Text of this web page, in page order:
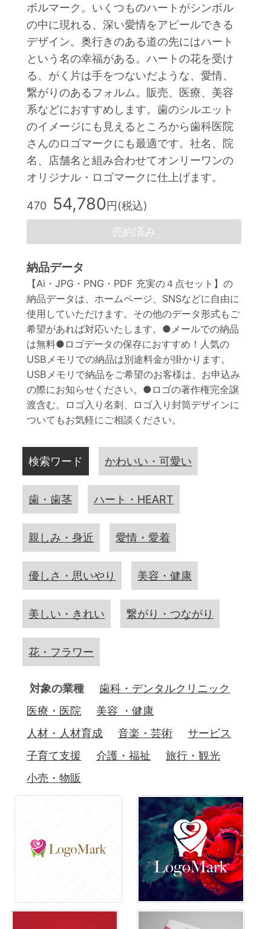
ボルマーク。いくつものハートがシンボル
の中に現れる、深い愛情をアピールできる
デザイン。奥行きのある道の先にはハート
という名の幸福がある。ハートの花を受け
る、がく片は手をつないだような、愛情、
繋がりのあるフォルム。販売、医療、美容
系などにおすすめします。歯のシルエット
のイメージにも見えるところから歯科医院
さんのロゴマークにも最適です。社名、院
名、店舗名と組み合わせてオンリーワンの
オリジナル・ロゴマークに仕上げます。
470 54,780円(税込)
売約済み
納品データ
【Ai・JPG・PNG・PDF 充実の４点セット】の
納品データは、ホームページ、SNSなどに自由に
使用していただけます。その他のデータ形式もご
希望があれば対応いたします。●メールでの納品
は無料●ロゴデータの保存におすすめ！人気の
USBメモリでの納品は別途料金が掛かります。
USBメモリで納品をご希望のお客様は、お申込み
の際にお知らせください。●ロゴの著作権完全譲
渡含む。ロゴ入り名刺、ロゴ入り封筒デザインに
ついてもお気軽にご相談ください。
検索ワード かわいい・可愛い
歯・歯茎 ハート・HEART
親しみ・身近 愛情・愛着
優しさ・思いやり 美容・健康
美しい・きれい 繋がり・つながり
花・フラワー
対象の業種
歯科・デンタルクリニック
医療・医院
美容 ・健康
人材・人材育成
音楽・芸術
サービス
子育て支援
介護・福祉
旅行・観光
小売・物販